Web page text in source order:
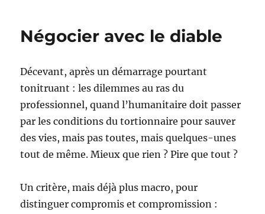
Négocier avec le diable
Décevant, après un démarrage pourtant
tonitruant : les dilemmes au ras du
professionnel, quand l’humanitaire doit passer
par les conditions du tortionnaire pour sauver
des vies, mais pas toutes, mais quelques-unes
tout de même. Mieux que rien ? Pire que tout ?
Un critère, mais déjà plus macro, pour
distinguer compromis et compromission :